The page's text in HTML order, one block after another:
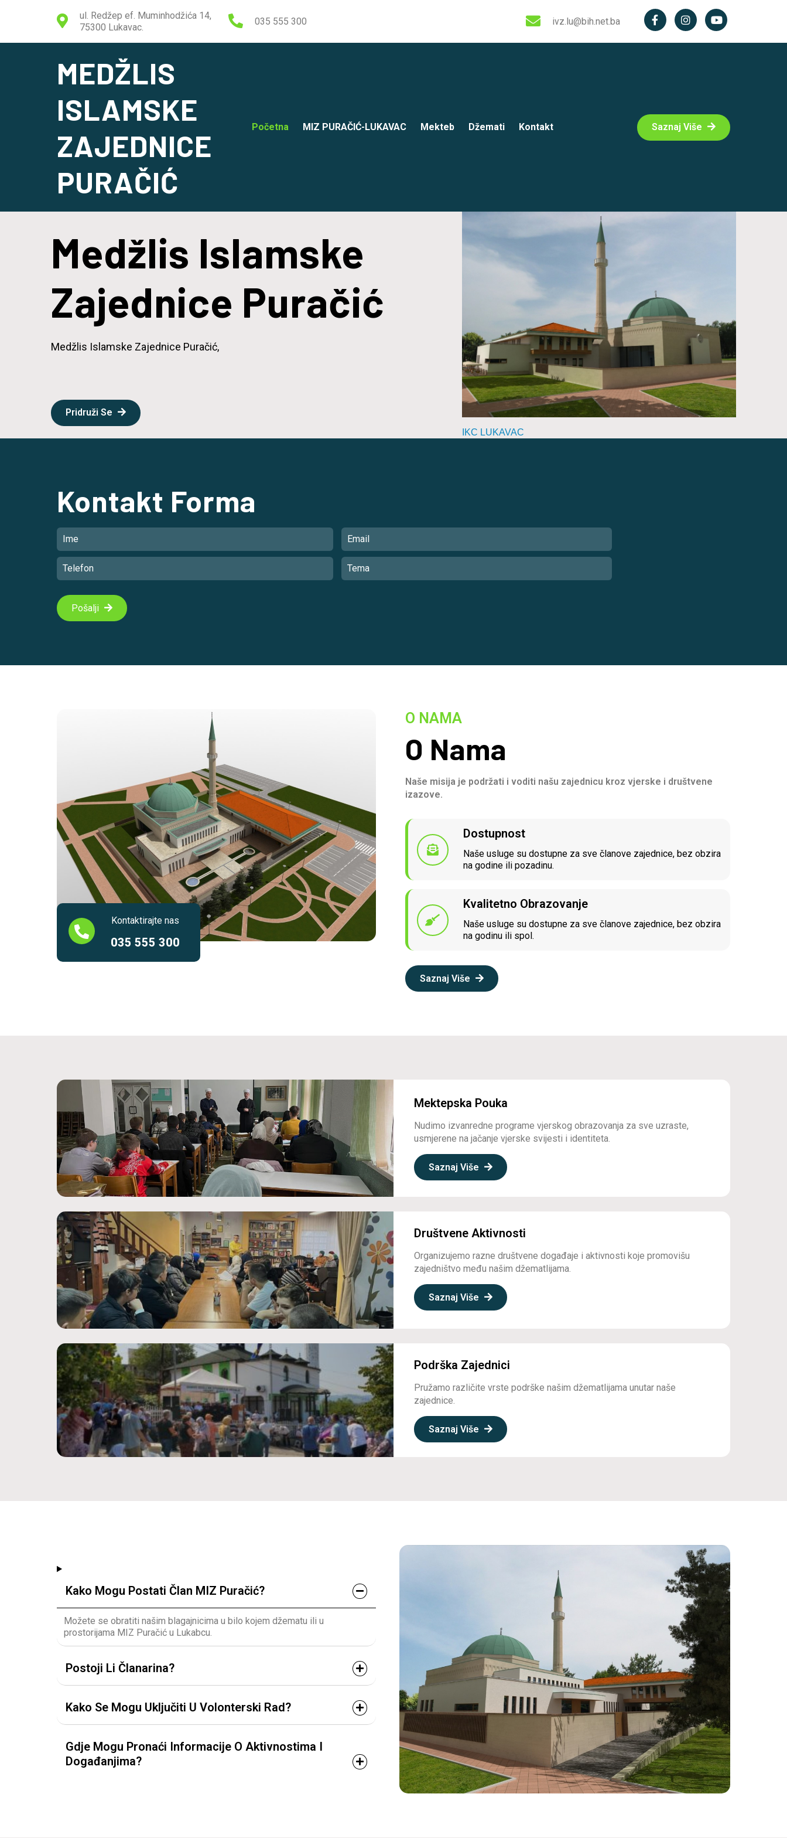
ul. Redžep ef. Muminhodžića 14,
75300 Lukavac.
035 555 300 ivz.lu@bih.net.ba
MEDŽLIS
ISLAMSKE
ZAJEDNICE
PURAČIĆ
Početna MIZ PURAČIĆ-LUKAVAC Mekteb Džemati Kontakt Saznaj Više
Medžlis Islamske
Zajednice Puračić
Medžlis Islamske Zajednice Puračić,
Pridruži Se
IKC LUKAVAC
Kontakt Forma
Pošalji
Kontaktirajte nas
035 555 300
O NAMA
O Nama
Naše misija je podržati i voditi našu zajednicu kroz vjerske i društvene
izazove.
Dostupnost
Naše usluge su dostupne za sve članove zajednice, bez obzira
na godine ili pozadinu.
Kvalitetno Obrazovanje
Naše usluge su dostupne za sve članove zajednice, bez obzira
na godinu ili spol.
Saznaj Više
Mektepska Pouka
Nudimo izvanredne programe vjerskog obrazovanja za sve uzraste,
usmjerene na jačanje vjerske svijesti i identiteta.
Saznaj Više
Društvene Aktivnosti
Organizujemo razne društvene događaje i aktivnosti koje promovišu
zajedništvo među našim džematlijama.
Saznaj Više
Podrška Zajednici
Pružamo različite vrste podrške našim džematlijama unutar naše
zajednice.
Saznaj Više
Kako Mogu Postati Član MIZ Puračić?
Možete se obratiti našim blagajnicima u bilo kojem džematu ili u
prostorijama MIZ Puračić u Lukabcu.
Postoji Li Članarina?
Kako Se Mogu Uključiti U Volonterski Rad?
Gdje Mogu Pronaći Informacije O Aktivnostima I
Događanjima?